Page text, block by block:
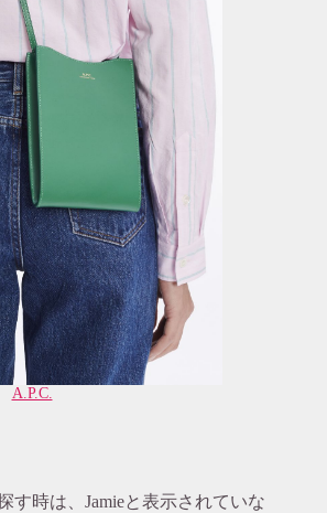
A.P.C.
す時は、Jamieと表示されていな